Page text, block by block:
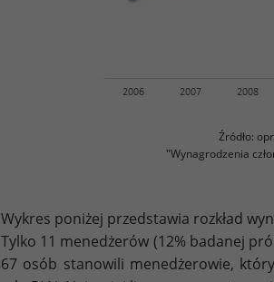
Źródło:
"Wynagrodzenia
Wykres poniżej przedstawia rozkład
Tylko 11 menedżerów (12% badanej
67 osób stanowili menedżerowie,